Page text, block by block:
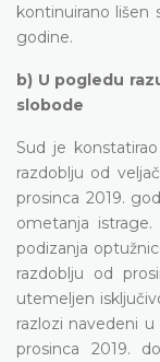
kontinuirano lišen
godine.
b) U pogledu
slobode
Sud je
razdoblju od
prosinca 2019.
ometanja
podizanja
razdoblju od
utemeljen
razlozi navedeni
prosinca 2019.